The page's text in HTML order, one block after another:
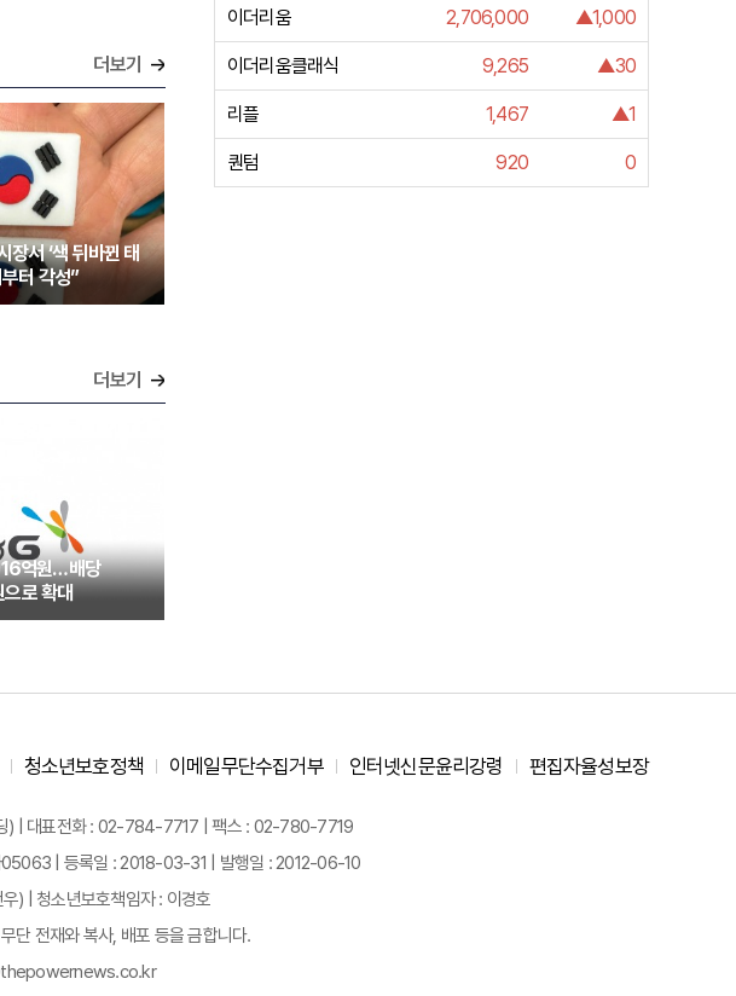
더보기
장서 ‘색 뒤바뀐 태
터 각성”
더보기
억원…배당
로 확대
이더리움 2,706,000 ▲1,000
이더리움클래식 9,265 ▲30
리플 1,467 ▲1
퀀텀 920 0
청소년보호정책 이메일무단수집거부 인터넷신문윤리강령 편집자율성보장
) | 대표전화 : 02-784-7717 | 팩스 : 02-780-7719
05063 | 등록일 : 2018-03-31 | 발행일 : 2012-06-10
) | 청소년보호책임자 : 이경호
단 전재와 복사, 배포 등을 금합니다.